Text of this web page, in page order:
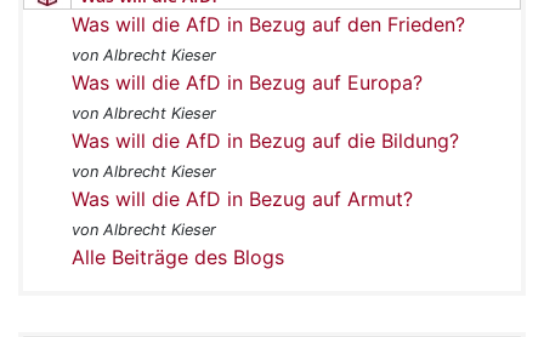
Was will die AfD in Bezug auf den Frieden?
von Albrecht Kieser
Was will die AfD in Bezug auf Europa?
von Albrecht Kieser
Was will die AfD in Bezug auf die Bildung?
von Albrecht Kieser
Was will die AfD in Bezug auf Armut?
von Albrecht Kieser
Alle Beiträge des Blogs